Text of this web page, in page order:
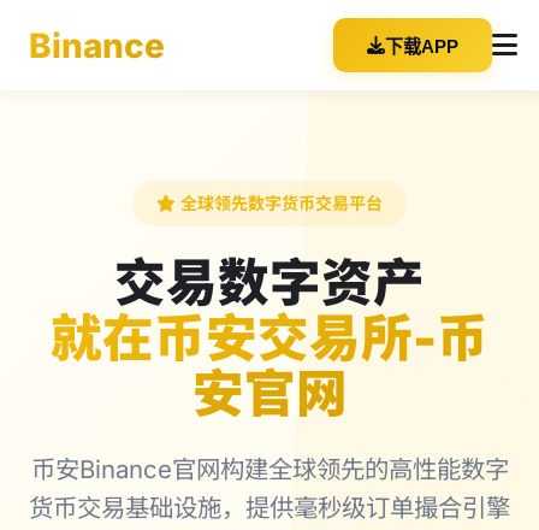
Binance 下载APP
全球领先数字货币交易平台
交易数字资产
就在币安交易所-币
安官网
币安Binance官网构建全球领先的高性能数字
货币交易基础设施，提供毫秒级订单撮合引擎